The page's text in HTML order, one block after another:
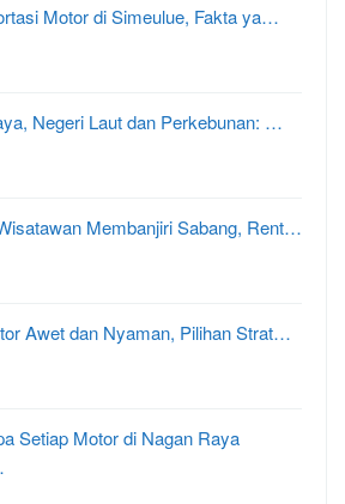
Motor di Simeulue, Fakta ya…
Negeri Laut dan Perkebunan: …
Membanjiri Sabang, Rent…
Awet dan Nyaman, Pilihan Strat…
Setiap Motor di Nagan Raya